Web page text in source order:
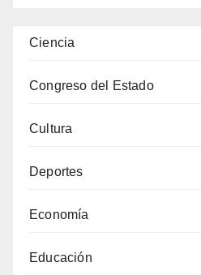
Ciencia
Congreso del Estado
Cultura
Deportes
Economía
Educación